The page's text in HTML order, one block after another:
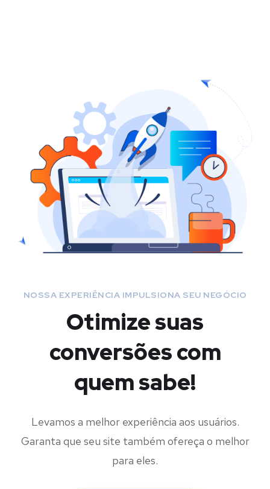
NOSSA EXPERIÊNCIA IMPULSIONA SEU NEGÓCIO
Otimize suas
conversões com
quem sabe!
Levamos a melhor experiência aos usuários.
Garanta que seu site também ofereça o melhor
para eles.